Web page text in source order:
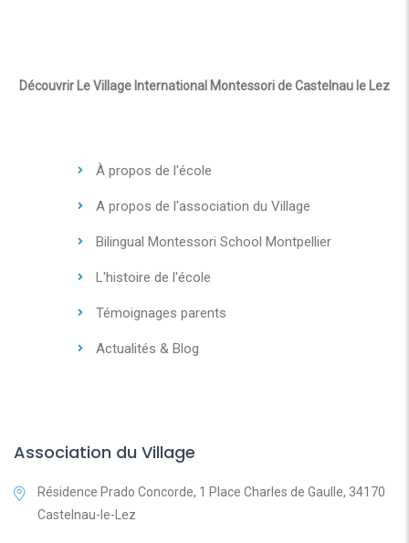
Découvrir Le Village International Montessori de Castelnau le Lez
À propos de l'école
A propos de l'association du Village
Bilingual Montessori School Montpellier
L'histoire de l'école
Témoignages parents
Actualités & Blog
Association du Village
Résidence Prado Concorde, 1 Place Charles de Gaulle, 34170
Castelnau-le-Lez